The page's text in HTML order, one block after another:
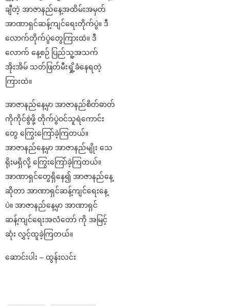
ချီတဲ့ အာဇာနည်နေ့အထိမ်းအမှတ်
အာဏာရှင်ဆန့်ကျင်ရေးတိုက်ပွဲ။ ဒီ
လောက်တိုက်ပွဲတွေကြားထဲ။ ဒီ
လောက် နေ့စဉ် ပြည်သူ့အသက်
အိုးအိမ် သတ်ဖြတ်မီးရှို့ခံနေရတဲ့
ကြားထဲ။
အာဇာနည်နေ့မှာ အာဇာနည်စိတ်ဓာတ်
ကိုကိုင်စွဲဖို့ တိုက်ပွဲဝင်သူရဲကောင်း
တွေ ကြွေးကြော်ခဲ့ကြတယ်။
အာဇာနည်နေ့မှာ အာဇာနည်မျိုး သေ
ရိုးမရှိလို့ ကြွေးကြော်ခဲ့ကြတယ်။
အာဏာရှင်တွေရှိနေ၍ အာဇာနည်နေ့
ဆိုတာ အာဏာရှင်ဆန့်ကျင်ရေးနေ့
ပဲ။ အာဇာနည်နေ့မှာ အာဏာရှင်
ဆန့်ကျင်ရေးအလံတော် ကို အမြင့်
ဆုံး လွှင့်ထူခဲ့ကြတယ်။
ဆောင်းပါး – ထွန်းလင်း